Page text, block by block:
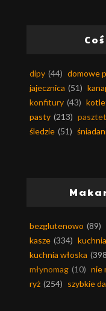
dipy (44) domowe
jajecznica (51)
konfitury (43)
pasty (213)
śledzie (51)
bezglutenowo (89)
kasze (334)
kuchnia włoska
młynomag (10) nie
ryż (254) szybkie